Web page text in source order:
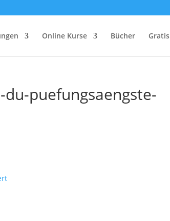
Online Kurse Bücher Gratis
puefungsaengste-